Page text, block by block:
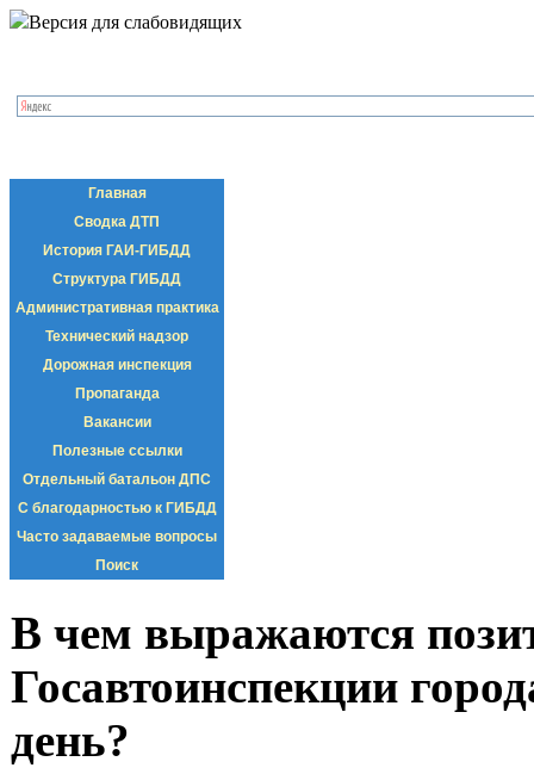
Версия для слабовидящих
Главная
Сводка ДТП
История ГАИ-ГИБДД
Структура ГИБДД
Административная практика
Технический надзор
Дорожная инспекция
Пропаганда
Вакансии
Полезные ссылки
Отдельный батальон ДПС
С благодарностью к ГИБДД
Часто задаваемые вопросы
Поиск
В чем выражаются
Госавтоинспекции
день?